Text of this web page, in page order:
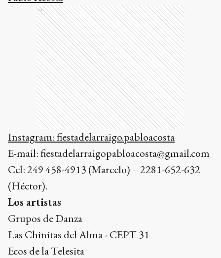
Ads
Instagram: fiestadelarraigo.pabloacosta
E-mail: fiestadelarraigopabloacosta@gmail.com
Cel: 249 458-4913 (Marcelo) – 2281-652-632
(Héctor).
Los artistas
Grupos de Danza
Las Chinitas del Alma - CEPT 31
Ecos de la Telesita